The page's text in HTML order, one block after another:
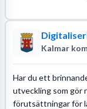
Kalmar
Har du ett
utveckling som gör
förutsättningar för